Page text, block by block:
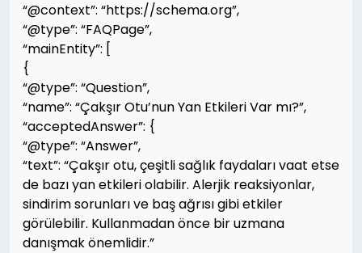
“@context”: “https://schema.org”,
“@type”: “FAQPage”,
“mainEntity”: [
{
“@type”: “Question”,
“name”: “Çakşır Otu’nun Yan Etkileri Var mı?”,
“acceptedAnswer”: {
“@type”: “Answer”,
“text”: “Çakşır otu, çeşitli sağlık faydaları vaat etse
de bazı yan etkileri olabilir. Alerjik reaksiyonlar,
sindirim sorunları ve baş ağrısı gibi etkiler
görülebilir. Kullanmadan önce bir uzmana
danışmak önemlidir.”